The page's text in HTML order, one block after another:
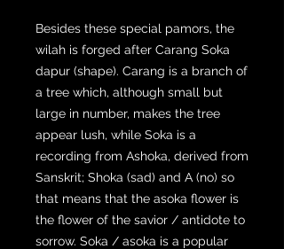
Besides these special pamors, the
wilah is forged after Carang Soka
dapur (shape). Carang is a branch of
a tree which, although small but
large in number, makes the tree
appear lush, while Soka is a
recording from Ashoka, derived from
Sanskrit; Shoka (sad) and A (no) so
that means that the asoka flower is
the flower of the savior / antidote to
sorrow. Soka / asoka is a popular